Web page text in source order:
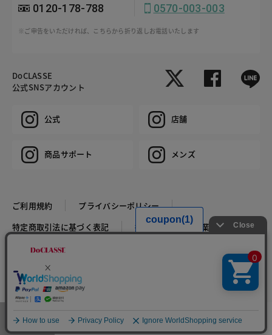
0120-178-788 0570-003-003
※ご申告をいただければ、こちらから折り返しお電話いたします
DoCLASSE
公式SNSアカウント
公式 店舗
商品サポート メンズ
ご利用規約
プライバシーポリシー
特定商取引法に基づく表記
推奨環境 企業情報
COPYRIGHT © DoCLASSE ALL RIGHTS RESERVED.